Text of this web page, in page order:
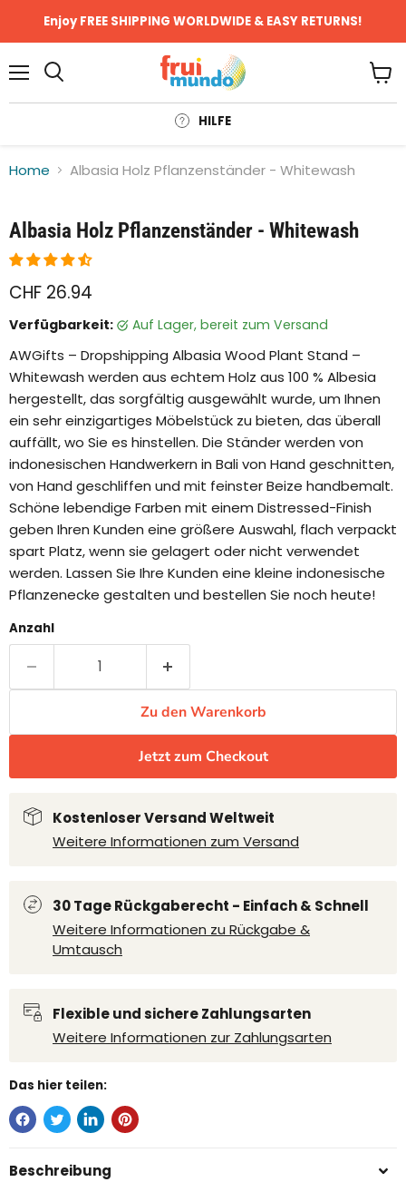
Enjoy FREE SHIPPING WORLDWIDE & EASY RETURNS!
HILFE
Home Albasia Holz Pflanzenständer - Whitewash
Klicken oder scrollen, um zu Zoomen
Albasia Holz Pflanzenständer - Whitewash
CHF 26.94
Verfügbarkeit: auf Lager, bereit zum Versand
AWGifts – Dropshipping Albasia Wood Plant Stand –
Whitewash werden aus echtem Holz aus 100 % Albesia
hergestellt, das sorgfältig ausgewählt wurde, um Ihnen
ein sehr einzigartiges Möbelstück zu bieten, das überall
auffällt, wo Sie es hinstellen. Die Ständer werden von
indonesischen Handwerkern in Bali von Hand geschnitten,
von Hand geschliffen und mit feinster Beize handbemalt.
Schöne lebendige Farben mit einem Distressed-Finish
geben Ihren Kunden eine größere Auswahl, flach verpackt
spart Platz, wenn sie gelagert oder nicht verwendet
werden. Lassen Sie Ihre Kunden eine kleine indonesische
Pflanzenecke gestalten und bestellen Sie noch heute!
Anzahl
Zu den Warenkorb
Jetzt zum Checkout
Kostenloser Versand Weltweit
Weitere Informationen zum Versand
30 Tage Rückgaberecht - Einfach & Schnell
Weitere Informationen zu Rückgabe &
Umtausch
Flexible und sichere Zahlungsarten
Weitere Informationen zur Zahlungsarten
Das hier teilen:
Beschreibung